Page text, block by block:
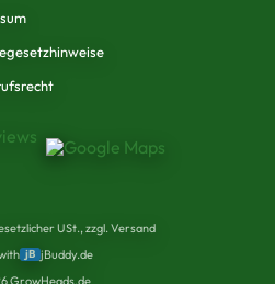
USt., zzgl. Versand
jB jBuddy.de
GrowHeads.de